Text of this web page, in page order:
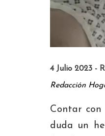
4 Julio 2023 -
Redacción
Contar
duda un